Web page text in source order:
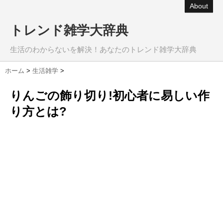
About
トレンド雑学大辞典
生活のわからないを解決！あなたのトレンド雑学大辞典
ホーム > 生活雑学 >
りんごの飾り切り!初心者に易しい作
り方とは?